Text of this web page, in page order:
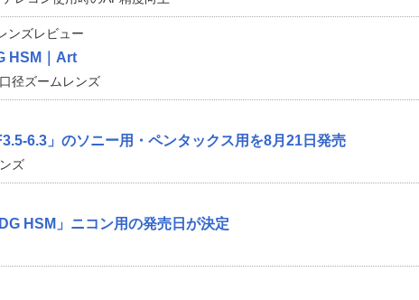
ンズレビュー
HSM｜Art
径ズームレンズ
6.3」のソニー用・ペンタックス用を8月21日発売
ズ
HSM」ニコン用の発売日が決定